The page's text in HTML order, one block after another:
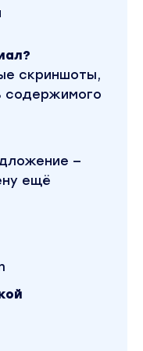
скриншоты,
содержимого
—
ещё